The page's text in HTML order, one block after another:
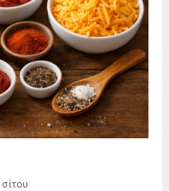
σίτου